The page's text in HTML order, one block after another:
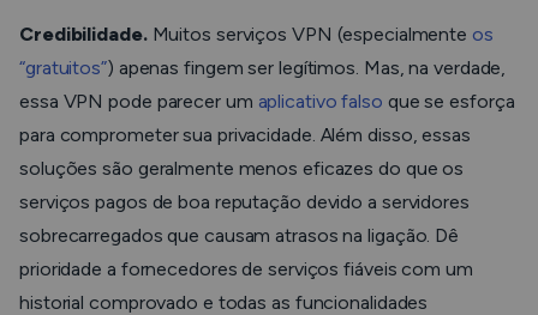
Credibilidade. Muitos serviços VPN (especialmente os
“gratuitos”) apenas fingem ser legítimos. Mas, na verdade,
essa VPN pode parecer um aplicativo falso que se esforça
para comprometer sua privacidade. Além disso, essas
soluções são geralmente menos eficazes do que os
serviços pagos de boa reputação devido a servidores
sobrecarregados que causam atrasos na ligação. Dê
prioridade a fornecedores de serviços fiáveis com um
historial comprovado e todas as funcionalidades